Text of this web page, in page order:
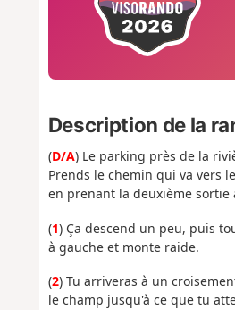
Description de la
(D/A) Le parking près de la
Prends le chemin qui va vers
en prenant la deuxième sortie
(1) Ça descend un peu, puis
à gauche et monte raide.
(2) Tu arriveras à un
le champ jusqu'à ce que tu